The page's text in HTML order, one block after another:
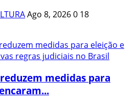
Ago 8, 20260 18
medidas para